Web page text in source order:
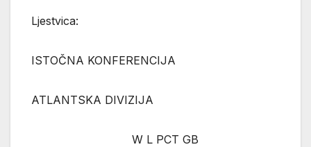
Ljestvica:
ISTOČNA KONFERENCIJA
ATLANTSKA DIVIZIJA
W L PCT GB